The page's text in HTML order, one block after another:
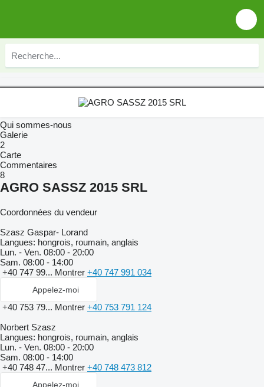
Qui sommes-nous
Galerie
2
Carte
Commentaires
8
AGRO SASSZ 2015 SRL
Coordonnées du vendeur
Szasz Gaspar- Lorand
Langues: hongrois, roumain, anglais
Lun. - Ven. 08:00 - 20:00
Sam. 08:00 - 14:00
+40 747 99... Montrer +40 747 991 034
Appelez-moi
+40 753 79... Montrer +40 753 791 124
Norbert Szasz
Langues: hongrois, roumain, anglais
Lun. - Ven. 08:00 - 20:00
Sam. 08:00 - 14:00
+40 748 47... Montrer +40 748 473 812
Appelez-moi